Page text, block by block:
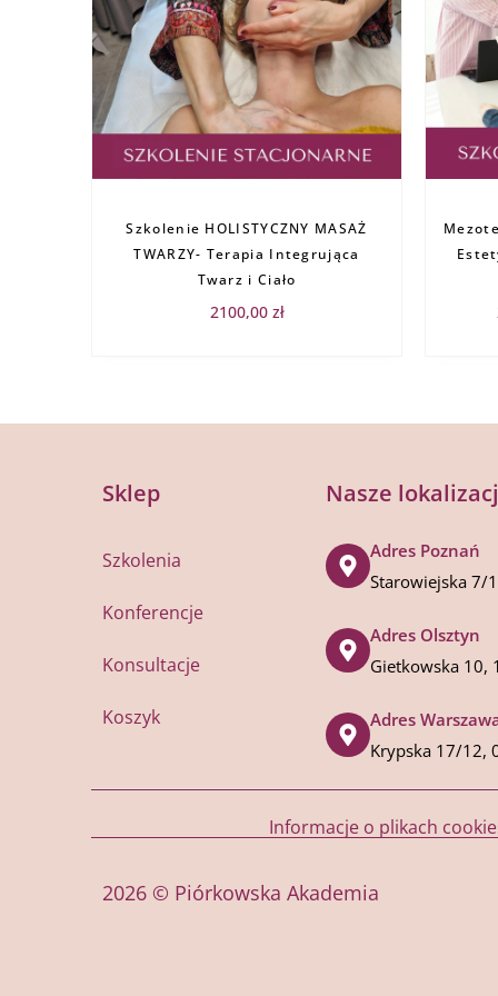
Szkolenie HOLISTYCZNY MASAŻ
TWARZY- Terapia Integrująca
Twarz i Ciało
2100,00 zł
Sklep
Szkolenia
Konferencje
Konsultacje
Koszyk
Nasze
Adres Poznań
Starowiejska 7/
Adres Olsztyn
Gietkowska 10,
Adres
Krypska 17/12,
Informacje o plikach
2026 © Piórkowska Akademia